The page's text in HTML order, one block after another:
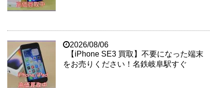
2026/08/06
【iPhone SE3 買取】不要になった端末
をお売りください！名鉄岐阜駅すぐ